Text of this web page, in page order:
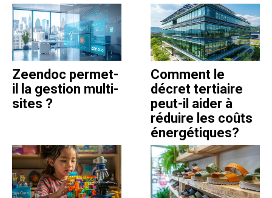
Zeendoc permet-
il la gestion multi-
sites ?
Comment le
décret tertiaire
peut-il aider à
réduire les coûts
énergétiques?